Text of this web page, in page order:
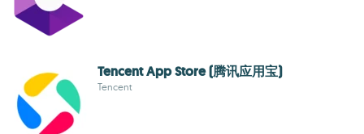
Tencent App Store (腾讯应用宝)
Tencent